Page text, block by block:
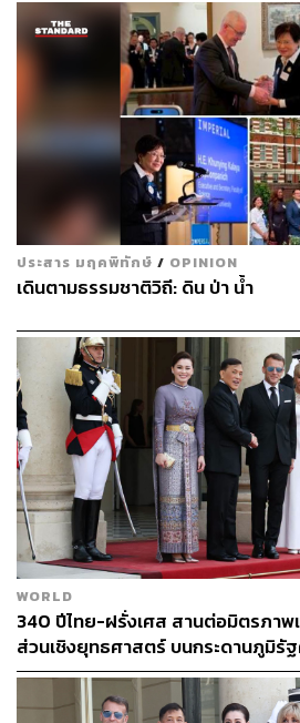
ประสาร มฤคพิทักษ์ / OPINION
เดินตามธรรมชาติวิถี: ดิน ป่า น้ำ
WORLD
340 ปีไทย-ฝรั่งเศส สานต่อมิตรภาพ
ส่วนเชิงยุทธศาสตร์ บนกระดานภูมิรั